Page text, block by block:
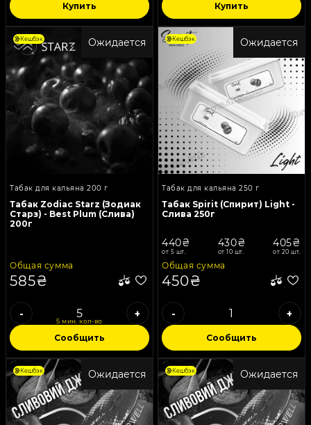
Купить Купить
Ожидается
Кешбэк
Табак для кальяна 200 г
Табак Zodiac Starz (Зодиак
Старз) - Best Plum (Слива)
200г
Общая сумма
585₴
-
5 мин. кол-во
+
Сообщить
Ожидается
Кешбэк
Табак для кальяна 250 г
Табак Spirit (Спирит) Light -
Слива 250г
440₴
от 5 шт.
430₴
от 10 шт.
405₴
от 20 шт.
Общая сумма
450₴
- +
Сообщить
Ожидается
Кешбэк Ожидается
Кешбэк